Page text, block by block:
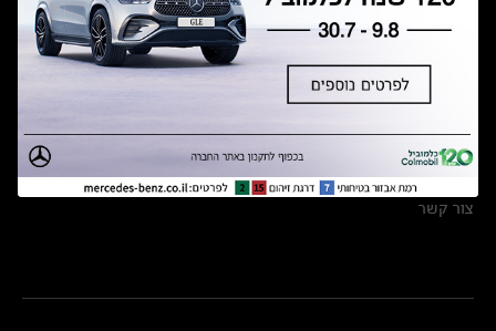
מצאו אותנו
אולמות תצוגה
מרכזי שירות
צור קשר